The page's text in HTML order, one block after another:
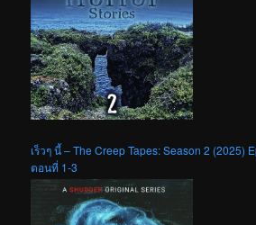
เร็วๆ นี้ – The Creep Tapes: Season 2 (2025)
ตอนที่ 1-3